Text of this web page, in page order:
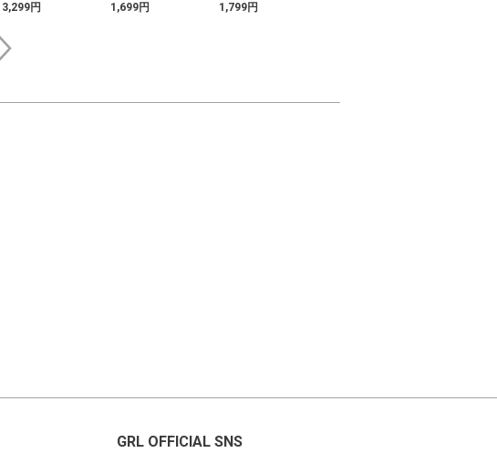
プス×ボレロニット
3,299円
レアスカート
1,699円
リルブラウス
1,799円
GRL OFFICIAL SNS